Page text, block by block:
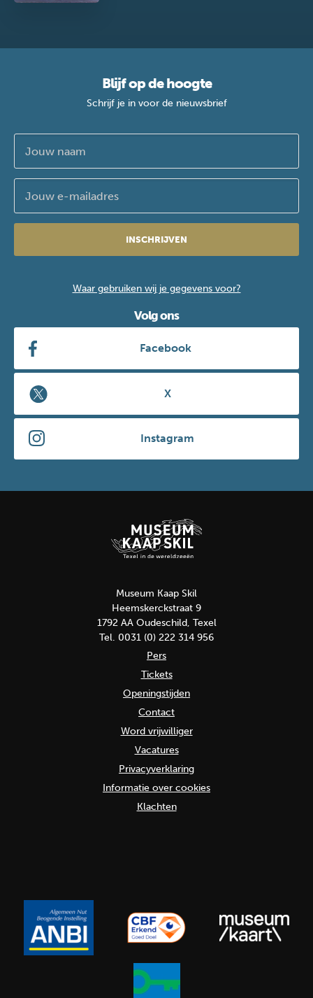
Blijf op de hoogte
Schrijf je in voor de nieuwsbrief
INSCHRIJVEN
Waar gebruiken wij je gegevens voor?
Volg ons
Facebook
X
Instagram
Museum Kaap Skil
Heemskerckstraat 9
1792 AA Oudeschild, Texel
Tel. 0031 (0) 222 314 956
Pers
Tickets
Openingstijden
Contact
Word vrijwilliger
Vacatures
Privacyverklaring
Informatie over cookies
Klachten